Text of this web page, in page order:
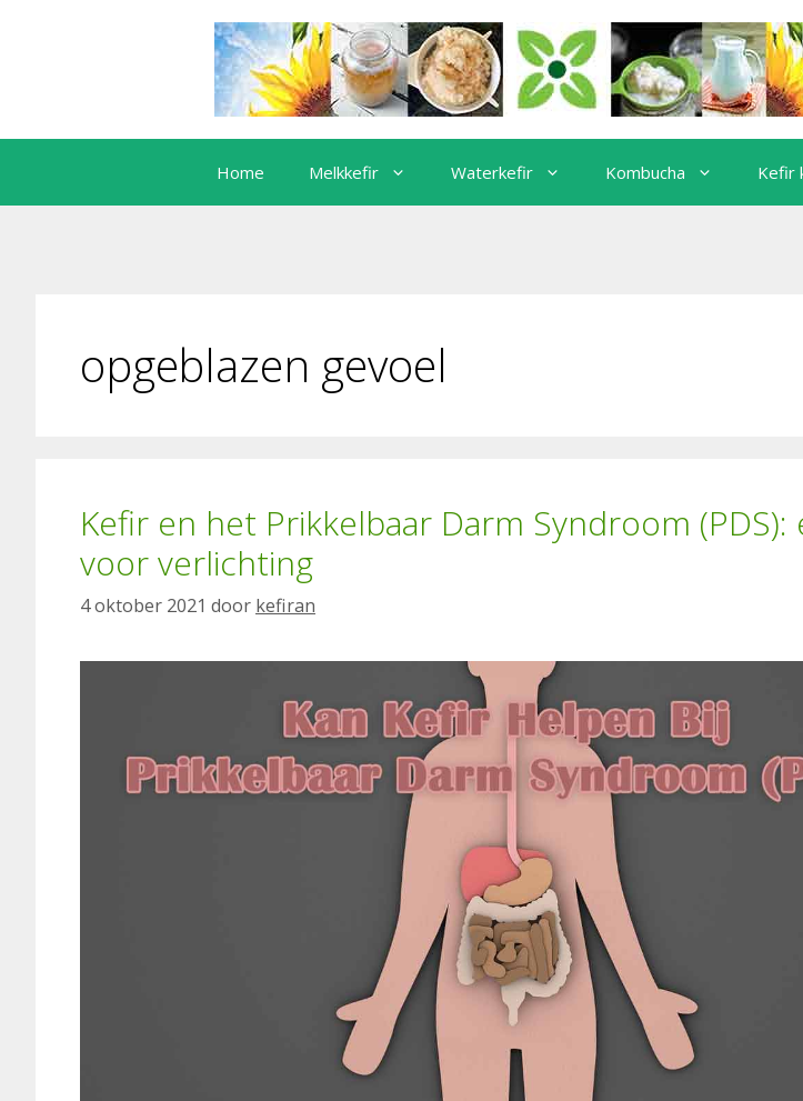
Home Melkkefir Waterkefir Kombucha Kefir
opgeblazen gevoel
Kefir en het Prikkelbaar Darm Syndroom (PDS):
voor verlichting
4 oktober 2021 door kefiran